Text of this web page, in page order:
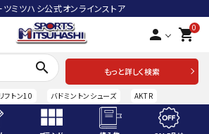
ツミツハシ公式オンラインストア
person 0
shopping_cart
search
もっと詳しく検索
フトン10 バドミントンシューズ AKTR